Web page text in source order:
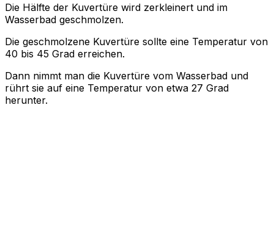
Die Hälfte der Kuvertüre wird zerkleinert und im
Wasserbad geschmolzen.
Die geschmolzene Kuvertüre sollte eine Temperatur von
40 bis 45 Grad erreichen.
Dann nimmt man die Kuvertüre vom Wasserbad und
rührt sie auf eine Temperatur von etwa 27 Grad
herunter.